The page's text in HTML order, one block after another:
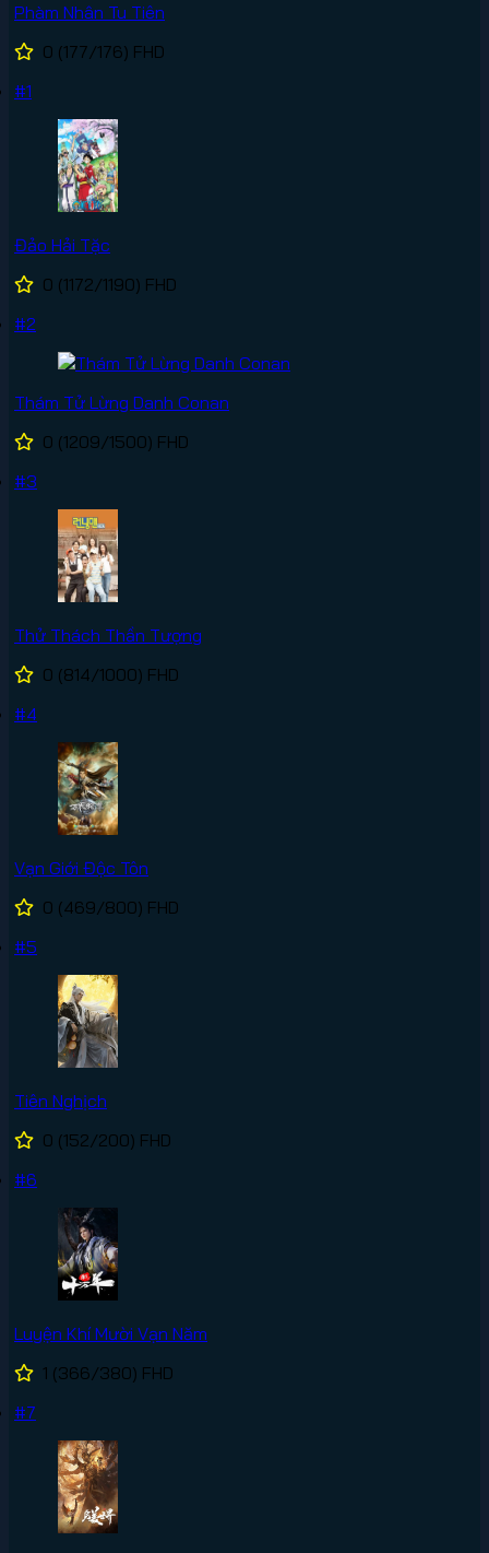
Phàm Nhân Tu Tiên
0 (177/176) FHD
#1
Đảo Hải Tặc
0 (1172/1190) FHD
#2
Thám Tử Lừng Danh Conan
0 (1209/1500) FHD
#3
Thử Thách Thần Tượng
0 (814/1000) FHD
#4
Vạn Giới Độc Tôn
0 (469/800) FHD
#5
Tiên Nghịch
0 (152/200) FHD
#6
Luyện Khí Mười Vạn Năm
1 (366/380) FHD
#7